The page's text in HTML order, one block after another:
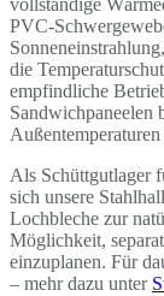
vollständige
PVC-
die
empfindliche
Sandwichpaneelen
Als Schüttgutlager
sich unsere
Lochbleche zur
Möglichkeit,
einzuplanen. Für
– mehr dazu unter